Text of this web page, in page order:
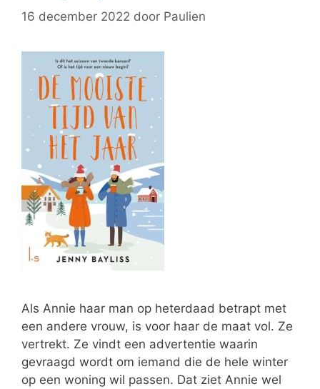
16 december 2022 door Paulien
Als Annie haar man op heterdaad betrapt met
een andere vrouw, is voor haar de maat vol. Ze
vertrekt. Ze vindt een advertentie waarin
gevraagd wordt om iemand die de hele winter
op een woning wil passen. Dat ziet Annie wel